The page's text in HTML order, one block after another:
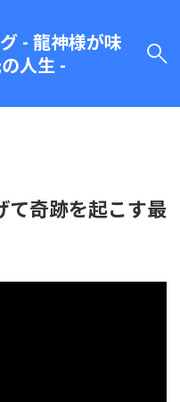
- 龍神様が味
人生 -
て奇跡を起こす最